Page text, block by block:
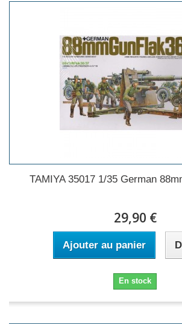
TAMIYA 35017 1/35 German
29,90 €
Ajouter au panier
En stock